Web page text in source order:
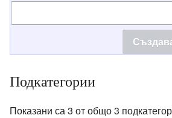
Подкатегории
Показани са 3 от общо 3